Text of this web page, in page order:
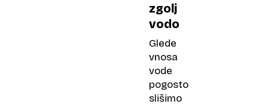
zgolj
vodo
Glede
vnosa
vode
pogosto
slišimo